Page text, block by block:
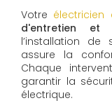
Votre électricien
d'entretien et
l’installation de
assure la
Chaque
garantir la
électrique.